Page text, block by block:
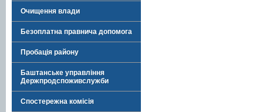
Очищення влади
Безоплатна правнича допомога
Пробація району
Баштанське управління
Держпродспоживслужби
Спостережна комісія